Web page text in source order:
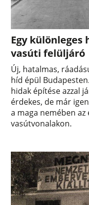
Egy különleges
vasúti felüljáró
Új, hatalmas,
híd épül
hidak építése azzal
érdekes, de már
a maga nemében
vasútvonalakon.